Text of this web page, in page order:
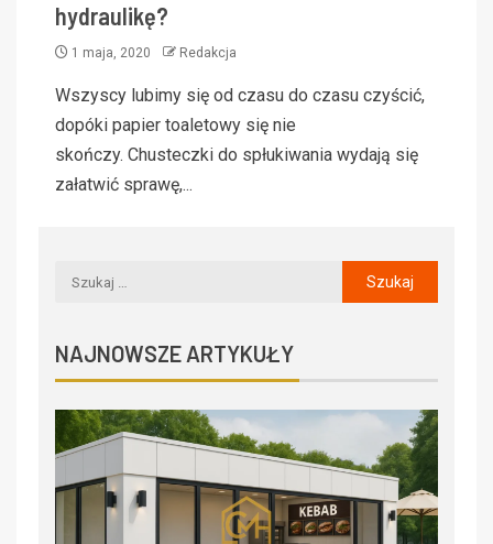
hydraulikę?
1 maja, 2020 Redakcja
Wszyscy lubimy się od czasu do czasu czyścić,
dopóki papier toaletowy się nie
skończy. Chusteczki do spłukiwania wydają się
załatwić sprawę,...
NAJNOWSZE ARTYKUŁY